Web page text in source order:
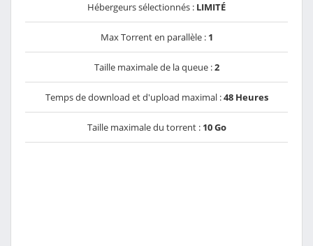
Hébergeurs sélectionnés : LIMITÉ
Max Torrent en parallèle : 1
Taille maximale de la queue :2
Temps de download et d'upload maximal :48 Heures
Taille maximale du torrent : 10 Go